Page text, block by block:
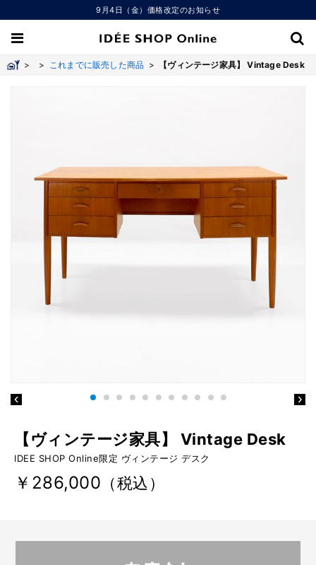
9月4日（金）価格改定のお知らせ
> > これまでに販売した商品 > 【ヴィンテージ家具】 Vintage Desk
【ヴィンテージ家具】 Vintage Desk
IDEE SHOP Online限定 ヴィンテージ デスク
￥286,000 （税込）